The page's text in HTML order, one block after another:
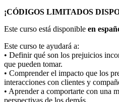
¡CÓDIGOS LIMITADOS
Este curso está disponible en
Este curso te ayudará a:
• Definir qué son los prejuicios
que pueden tomar.
• Comprender el impacto que los
interacciones con clientes y
• Aprender a comportarte con una